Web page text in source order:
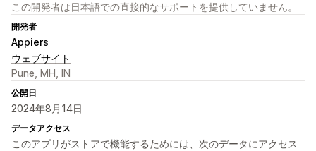
この開発者は日本語での直接的なサポートを提供していません。
開発者
Appiers
ウェブサイト
Pune, MH, IN
公開日
2024年8月14日
データアクセス
このアプリがストアで機能するためには、次のデータにアクセス